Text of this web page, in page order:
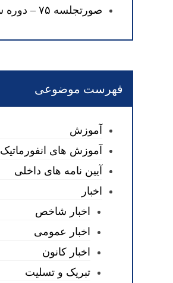
صورتجلسه ۷۵ – دوره سیزدهم
فهرست موضوعی
آموزش
آموزش های انفورماتیک
آیین نامه های داخلی
اخبار
اخبار شاخص
اخبار عمومی
اخبار کانون
تبریک و تسلیت